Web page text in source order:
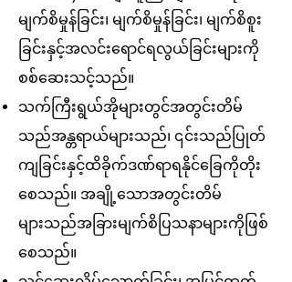
မျက်စိမှုန်ခြင်း၊ မျက်စိမှုန်ခြင်း၊ မျက်စိစူး
ခြင်းနှင့်အလင်းရောင်ရလွယ်ခြင်းများကို
စစ်ဆေးသင့်သည်။
သက်ကြီးရွယ်အိုများတွင်အတွင်းတိမ်
သည်အန္တရာယ်များသည်၊ ၎င်းသည်ပြုတ်
ကျခြင်းနှင့်ထိခိုက်ဒဏ်ရာရနိုင်ခြေကိုတိုး
စေသည်။ အချို့သောအတွင်းတိမ်
များသည်အခြားမျက်စိပြသနာများကိုဖြစ်
စေသည်။